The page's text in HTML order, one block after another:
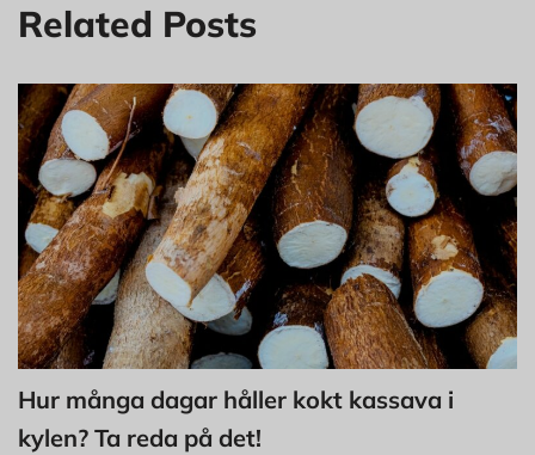
Related Posts
Hur många dagar håller kokt kassava i
kylen? Ta reda på det!